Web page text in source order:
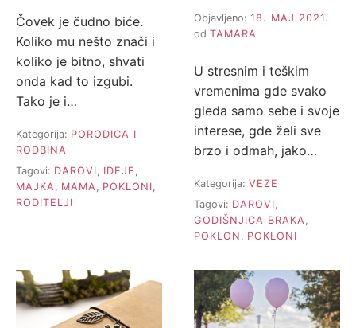
Čovek je čudno biće.
Koliko mu nešto znači i
koliko je bitno, shvati
onda kad to izgubi.
Tako je i…
Kategorija: PORODICA I
RODBINA
Tagovi: DAROVI, IDEJE ,
MAJKA, MAMA, POKLONI,
RODITELJI
Objavljeno: 18. MAJ 2021.
od TAMARA
U stresnim i teškim
vremenima gde svako
gleda samo sebe i svoje
interese, gde želi sve
brzo i odmah, jako…
Kategorija: VEZE
Tagovi: DAROVI,
GODIŠNJICA BRAKA,
POKLON , POKLONI